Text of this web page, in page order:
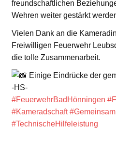
freundschaftlichen
Wehren weiter gestärkt
Vielen Dank an die
Freiwilligen Feuerwehr
die tolle Zusammenarbeit.
Einige Eindrücke der
-HS-
#FeuerwehrBadHönningen
#Kameradschaft
#TechnischeHilfeleistung